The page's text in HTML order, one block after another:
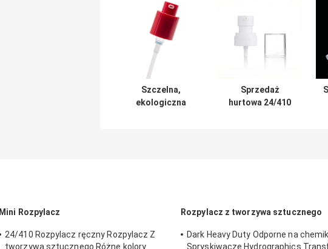
Szczelna,
ekologiczna
Sprzedaż
hurtowa 24/410
Mini Rozpylacz
24/410 Rozpylacz ręczny Rozpylacz Z
tworzywa sztucznego Różne kolory
Rozpylacz z tworzywa sztucznego
Dark Heavy Duty Odporne na
Spryskiwacze Hydrographics